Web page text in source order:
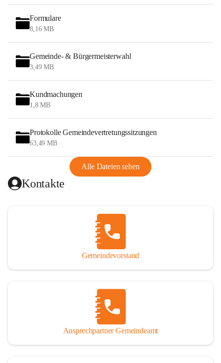
Formulare
8,16 MB
Gemeinde- & Bürgermeisterwahl
3,49 MB
Kundmachungen
1,8 MB
Protokolle Gemeindevertretungssitzungen
63,49 MB
Alle Dateien sehen
Kontakte
Gemeindevorstand
Ansprechpartner Gemeindeamt